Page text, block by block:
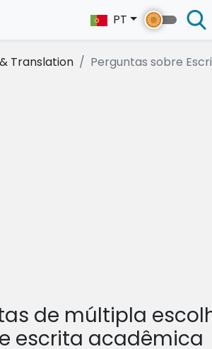
PT
Translation Perguntas sobre
de múltipla
escrita acadêmica